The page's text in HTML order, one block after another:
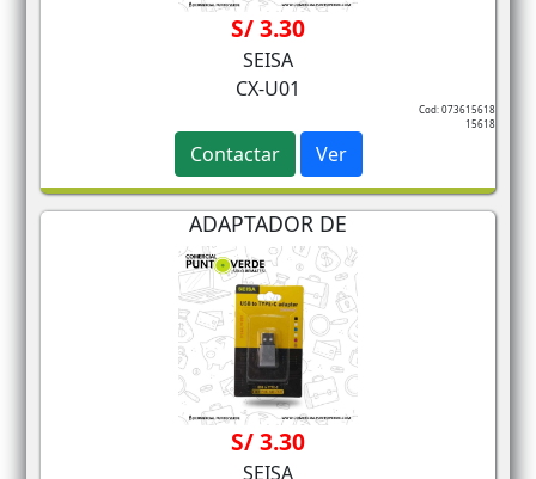
S/ 3.30
SEISA
CX-U01
Cod: 073615618
15618
Contactar Ver
ADAPTADOR DE
S/ 3.30
SEISA